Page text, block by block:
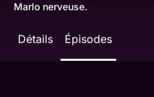
Marlo nerveuse.
Détails Épisodes